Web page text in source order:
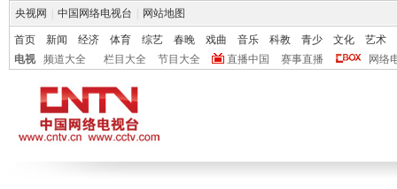
央视网 中国网络电视台 网站地图
首页 新闻 经济 体育 综艺 春晚 戏曲 音乐 科教 青少 文化
艺术
电视
频道大全 栏目大全 节目大全 直播中国 赛事直播 网络